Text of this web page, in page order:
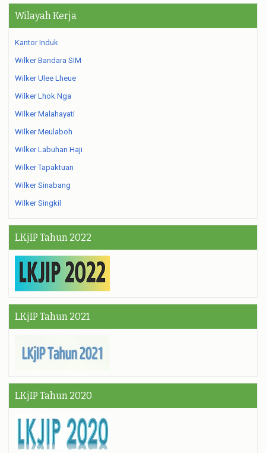
Wilayah Kerja
Kantor Induk
Wilker Bandara SIM
Wilker Ulee Lheue
Wilker Lhok Nga
Wilker Malahayati
Wilker Meulaboh
Wilker Labuhan Haji
Wilker Tapaktuan
Wilker Sinabang
Wilker Singkil
LKjIP Tahun 2022
LKjIP Tahun 2021
LKjIP Tahun 2020